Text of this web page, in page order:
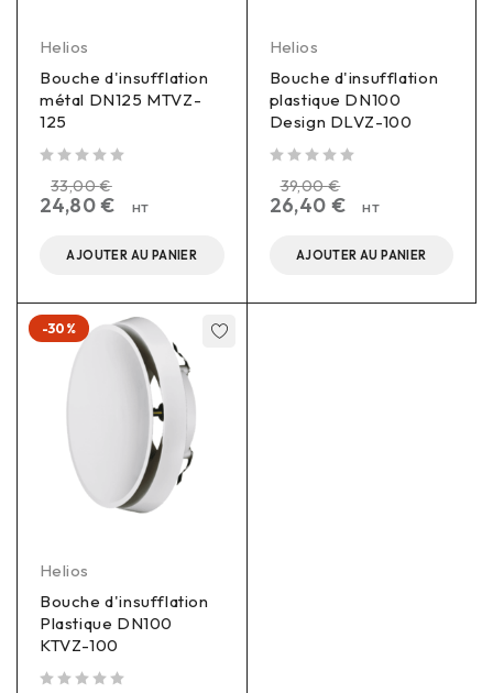
Helios
Bouche d'insufflation
métal DN125 MTVZ-
125
33,00€
24,80€ HT
AJOUTER AU PANIER
Helios
Bouche d'insufflation
plastique DN100
Design DLVZ-100
39,00€
26,40 € HT
AJOUTER AU PANIER
-30%
Helios
Bouche d'insufflation
Plastique DN100
KTVZ-100